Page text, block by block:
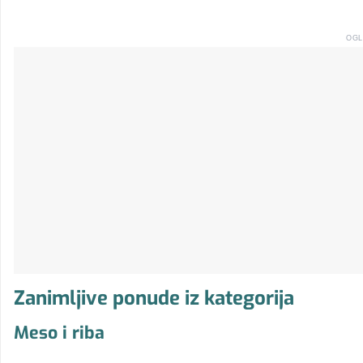
Zanimljive ponude iz kategorija
Meso i riba